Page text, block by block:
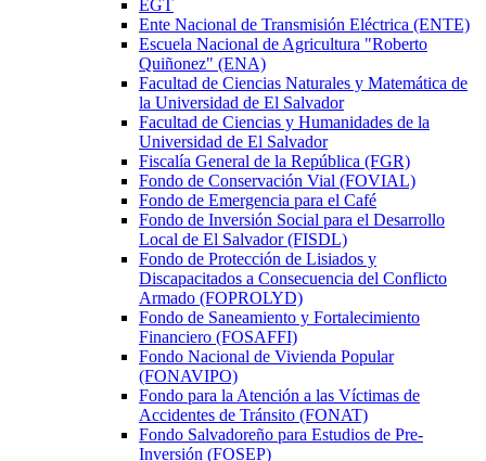
EGT
Ente Nacional de Transmisión Eléctrica (ENTE)
Escuela Nacional de Agricultura "Roberto
Quiñonez" (ENA)
Facultad de Ciencias Naturales y Matemática de
la Universidad de El Salvador
Facultad de Ciencias y Humanidades de la
Universidad de El Salvador
Fiscalía General de la República (FGR)
Fondo de Conservación Vial (FOVIAL)
Fondo de Emergencia para el Café
Fondo de Inversión Social para el Desarrollo
Local de El Salvador (FISDL)
Fondo de Protección de Lisiados y
Discapacitados a Consecuencia del Conflicto
Armado (FOPROLYD)
Fondo de Saneamiento y Fortalecimiento
Financiero (FOSAFFI)
Fondo Nacional de Vivienda Popular
(FONAVIPO)
Fondo para la Atención a las Víctimas de
Accidentes de Tránsito (FONAT)
Fondo Salvadoreño para Estudios de Pre-
Inversión (FOSEP)